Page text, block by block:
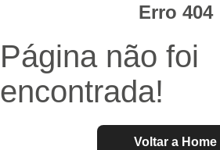
Erro 404
Página não foi
encontrada!
Voltar a Home